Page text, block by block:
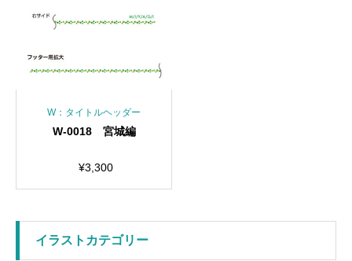
W：タイトルヘッダー
W-0018 宮城編
¥3,300
イラストカテゴリー